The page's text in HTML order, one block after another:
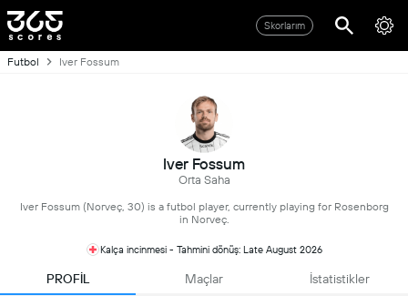
Skorlarım
Futbol Iver Fossum
Iver Fossum
Orta Saha
Iver Fossum (Norveç, 30) is a futbol player, currently playing for Rosenborg
in Norveç.
Kalça incinmesi - Tahmini dönüş: Late August 2026
PROFİL Maçlar İstatistikler